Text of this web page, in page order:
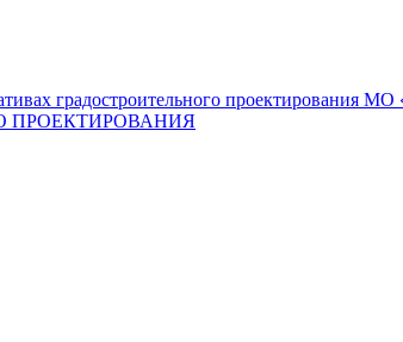
градостроительного проектирования МО
ПРОЕКТИРОВАНИЯ